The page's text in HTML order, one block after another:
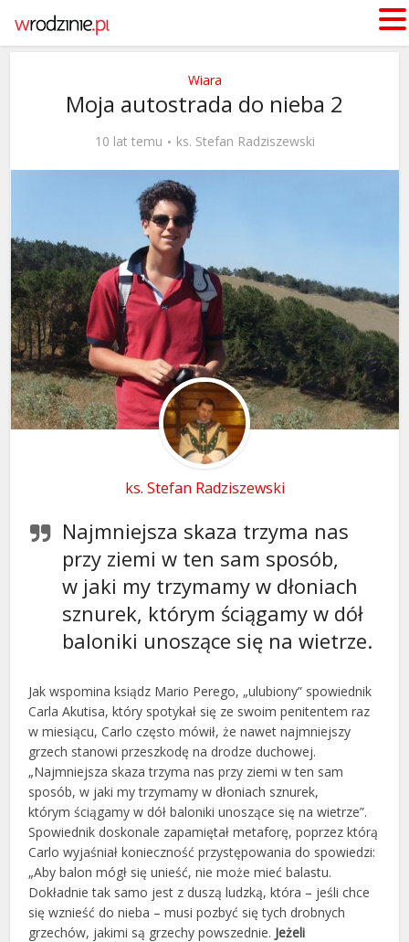
Wiara
Moja autostrada do nieba 2
10 lat temu ks. Stefan Radziszewski
ks. Stefan Radziszewski
Najmniejsza skaza trzyma nas
przy ziemi w ten sam sposób,
w jaki my trzymamy w dłoniach
sznurek, którym ściągamy w dół
baloniki unoszące się na wietrze.
Jak wspomina ksiądz Mario Perego, „ulubiony” spowiednik
Carla Akutisa, który spotykał się ze swoim penitentem raz
w miesiącu, Carlo często mówił, że nawet najmniejszy
grzech stanowi przeszkodę na drodze duchowej.
„Najmniejsza skaza trzyma nas przy ziemi w ten sam
sposób, w jaki my trzymamy w dłoniach sznurek,
którym ściągamy w dół baloniki unoszące się na wietrze”.
Spowiednik doskonale zapamiętał metaforę, poprzez którą
Carlo wyjaśniał konieczność przystępowania do spowiedzi:
„Aby balon mógł się unieść, nie może mieć balastu.
Dokładnie tak samo jest z duszą ludzką, która – jeśli chce
się wznieść do nieba – musi pozbyć się tych drobnych
grzechów, jakimi są grzechy powszednie. Jeżeli